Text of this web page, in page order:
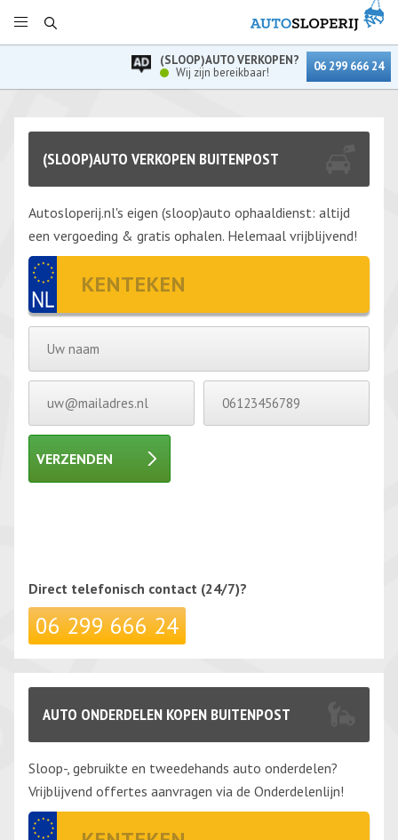
(SLOOP)AUTO VERKOPEN?
Wij zijn bereikbaar!
06 299 666 24
(SLOOP)AUTO VERKOPEN BUITENPOST
Autosloperij.nl's eigen (sloop)auto ophaaldienst: altijd
een vergoeding & gratis ophalen. Helemaal vrijblijvend!
VERZENDEN
Direct telefonisch contact (24/7)?
06 299 666 24
AUTO ONDERDELEN KOPEN BUITENPOST
Sloop-, gebruikte en tweedehands auto onderdelen?
Vrijblijvend offertes aanvragen via de Onderdelenlijn!